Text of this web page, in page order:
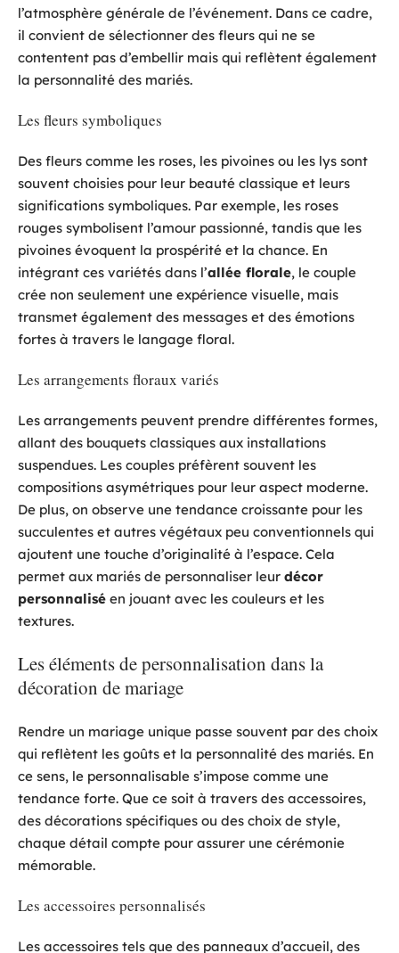
l’atmosphère générale de l’événement. Dans ce cadre,
il convient de sélectionner des fleurs qui ne se
contentent pas d’embellir mais qui reflètent également
la personnalité des mariés.
Les fleurs symboliques
Des fleurs comme les roses, les pivoines ou les lys sont
souvent choisies pour leur beauté classique et leurs
significations symboliques. Par exemple, les roses
rouges symbolisent l’amour passionné, tandis que les
pivoines évoquent la prospérité et la chance. En
intégrant ces variétés dans l’allée florale, le couple
crée non seulement une expérience visuelle, mais
transmet également des messages et des émotions
fortes à travers le langage floral.
Les arrangements floraux variés
Les arrangements peuvent prendre différentes formes,
allant des bouquets classiques aux installations
suspendues. Les couples préfèrent souvent les
compositions asymétriques pour leur aspect moderne.
De plus, on observe une tendance croissante pour les
succulentes et autres végétaux peu conventionnels qui
ajoutent une touche d’originalité à l’espace. Cela
permet aux mariés de personnaliser leur décor
personnalisé en jouant avec les couleurs et les
textures.
Les éléments de personnalisation dans la
décoration de mariage
Rendre un mariage unique passe souvent par des choix
qui reflètent les goûts et la personnalité des mariés. En
ce sens, le personnalisable s’impose comme une
tendance forte. Que ce soit à travers des accessoires,
des décorations spécifiques ou des choix de style,
chaque détail compte pour assurer une cérémonie
mémorable.
Les accessoires personnalisés
Les accessoires tels que des panneaux d’accueil, des